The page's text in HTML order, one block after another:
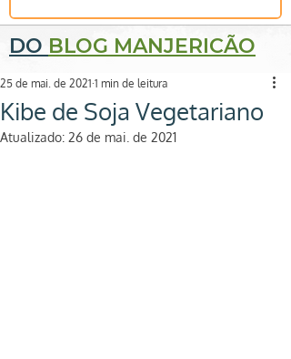
DO BLOG MANJERICÃO
Kibe de Soja Vegetariano
25 de mai. de 2021 1 min de leitura
Atualizado: 26 de mai. de 2021